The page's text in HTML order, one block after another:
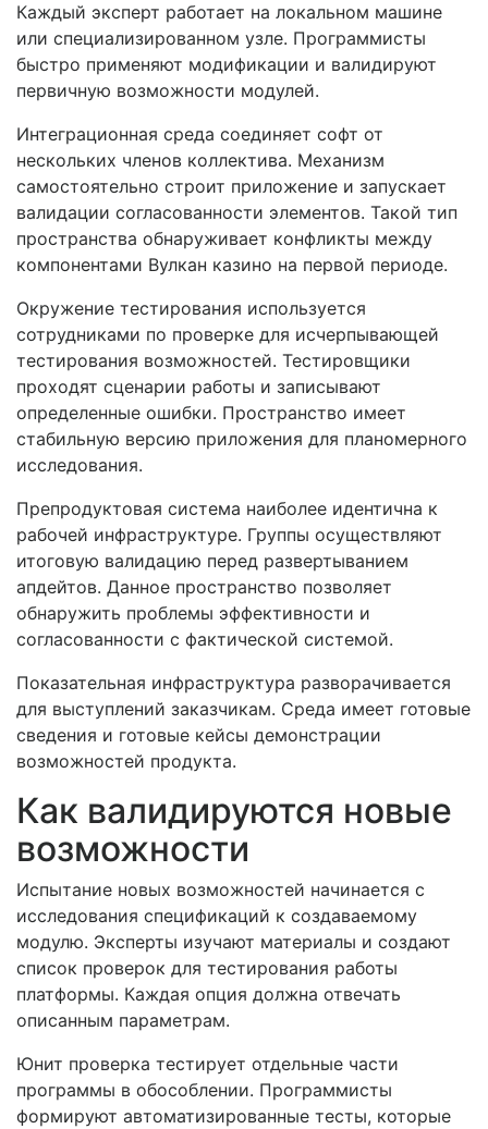
Каждый эксперт работает на локальном машине
или специализированном узле. Программисты
быстро применяют модификации и валидируют
первичную возможности модулей.
Интеграционная среда соединяет софт от
нескольких членов коллектива. Механизм
самостоятельно строит приложение и запускает
валидации согласованности элементов. Такой тип
пространства обнаруживает конфликты между
компонентами Вулкан казино на первой периоде.
Окружение тестирования используется
сотрудниками по проверке для исчерпывающей
тестирования возможностей. Тестировщики
проходят сценарии работы и записывают
определенные ошибки. Пространство имеет
стабильную версию приложения для планомерного
исследования.
Препродуктовая система наиболее идентична к
рабочей инфраструктуре. Группы осуществляют
итоговую валидацию перед развертыванием
апдейтов. Данное пространство позволяет
обнаружить проблемы эффективности и
согласованности с фактической системой.
Показательная инфраструктура разворачивается
для выступлений заказчикам. Среда имеет готовые
сведения и готовые кейсы демонстрации
возможностей продукта.
Как валидируются новые
возможности
Испытание новых возможностей начинается с
исследования спецификаций к создаваемому
модулю. Эксперты изучают материалы и создают
список проверок для тестирования работы
платформы. Каждая опция должна отвечать
описанным параметрам.
Юнит проверка тестирует отдельные части
программы в обособлении. Программисты
формируют автоматизированные тесты, которые